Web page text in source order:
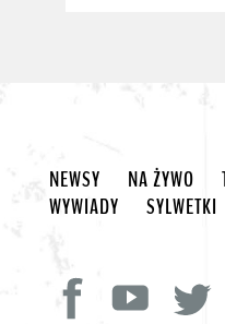
NEWSY NA ŻYWO
WYWIADY
SYLWETKI